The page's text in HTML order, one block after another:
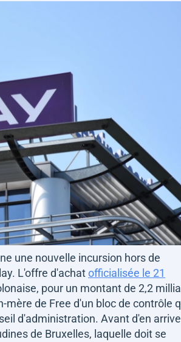
une nouvelle incursion hors de
L'offre d'achatofficialisée le 21
pour un montant de 2,2
de Free d'un bloc de contrôle
d'administration. Avant d'en
de Bruxelles, laquelle doit se